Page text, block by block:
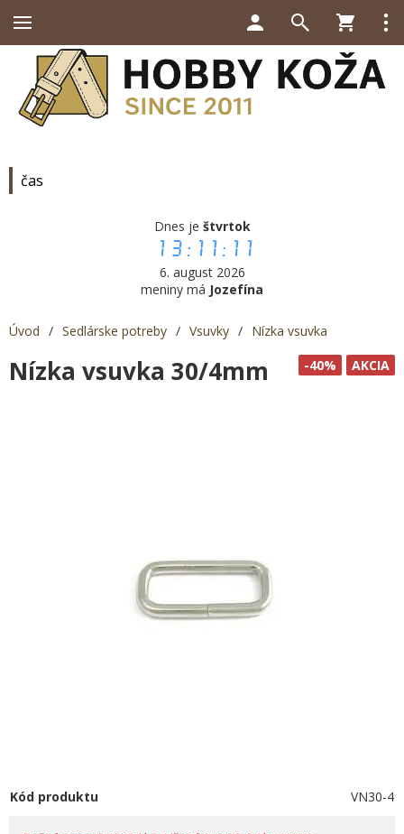
čas
Dnes je štvrtok
13:11:11
6. august 2026
meniny má Jozefína
Úvod / Sedlárske potreby / Vsuvky / Nízka vsuvka
AKCIA
-40%
Nízka vsuvka 30/4mm
Kód produktu VN30-4